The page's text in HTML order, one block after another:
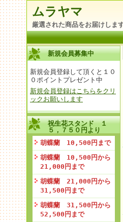
ムラヤマ
厳選された商品をお届けしま
新規会員募集中
新規会員登録して頂くと１０
０ポイントプレゼント中
新規会員登録はこちらをクリ
ックお願いします
祝生花スタンド １
５，７５０円より
胡蝶蘭 10,500円まで
胡蝶蘭 10,500円から
21,000円まで
胡蝶蘭 21,000円から
31,500円まで
胡蝶蘭 31,500円から
52,500円まで